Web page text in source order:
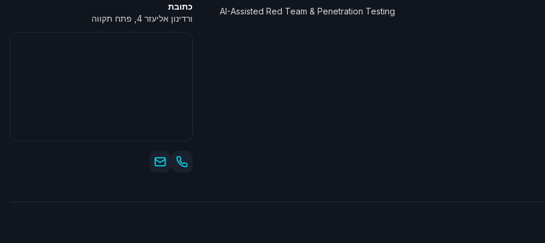
AI-Assisted Red Team & Penetration Testing
כתובת
ורדינון אליעזר 4, פתח תקווה